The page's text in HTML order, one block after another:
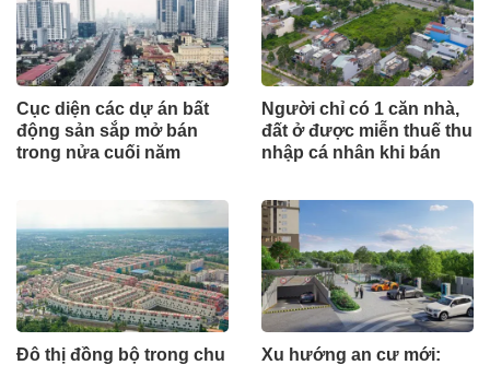
Cục diện các dự án bất
động sản sắp mở bán
trong nửa cuối năm
Người chỉ có 1 căn nhà,
đất ở được miễn thuế thu
nhập cá nhân khi bán
Đô thị đồng bộ trong chu
Xu hướng an cư mới: